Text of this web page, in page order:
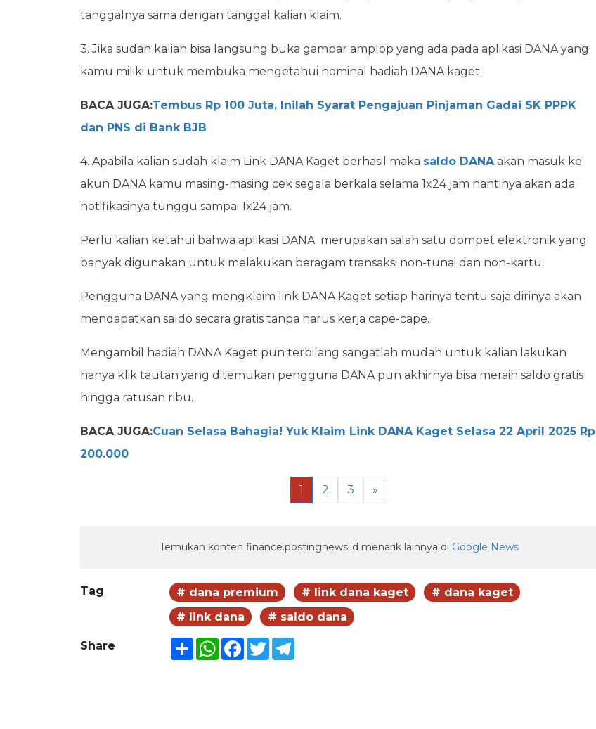
tanggalnya sama dengan tanggal kalian klaim.
3. Jika sudah kalian bisa langsung buka gambar amplop yang ada pada aplikasi DANA yang
kamu miliki untuk membuka mengetahui nominal hadiah DANA kaget.
BACA JUGA:Tembus Rp 100 Juta, Inilah Syarat Pengajuan Pinjaman Gadai SK PPPK
dan PNS di Bank BJB
4. Apabila kalian sudah klaim Link DANA Kaget berhasil maka saldo DANAakan masuk ke
akun DANA kamu masing-masing cek segala berkala selama 1x24 jam nantinya akan ada
notifikasinya tunggu sampai 1x24 jam.
Perlu kalian ketahui bahwa aplikasi DANA merupakan salah satu dompet elektronik yang
banyak digunakan untuk melakukan beragam transaksi non-tunai dan non-kartu.
Pengguna DANA yang mengklaim link DANA Kaget setiap harinya tentu saja dirinya akan
mendapatkan saldo secara gratis tanpa harus kerja cape-cape.
Mengambil hadiah DANA Kaget pun terbilang sangatlah mudah untuk kalian lakukan
hanya klik tautan yang ditemukan pengguna DANA pun akhirnya bisa meraih saldo gratis
hingga ratusan ribu.
BACA JUGA:Cuan Selasa Bahagia! Yuk Klaim Link DANA Kaget Selasa 22 April 2025 Rp
200.000
1 2 3 »
Temukan konten finance.postingnews.id menarik lainnya di Google News
Tag # dana premium # link dana kaget
# dana kaget
# link dana
# saldo dana
Share ShareWhatsApp
Facebook
TwitterTelegram